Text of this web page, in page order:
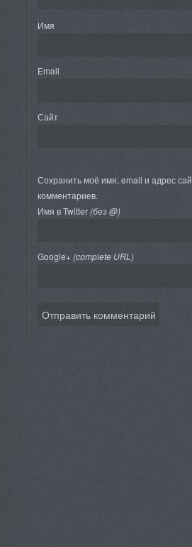
Имя
Email
Сайт
Сохранить моё имя, email и адрес
комментариев.
Имя в Twitter(без @)
Google+(complete URL)